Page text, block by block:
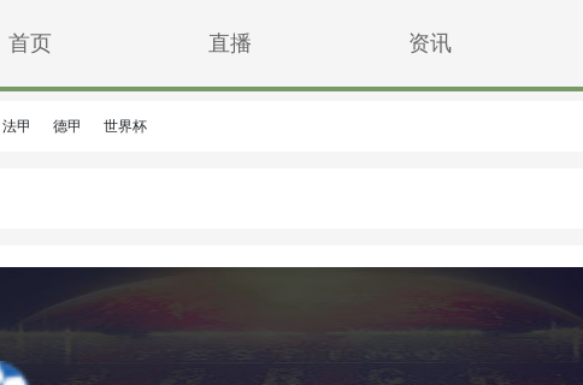
首页 直播 资讯
法甲 德甲 世界杯